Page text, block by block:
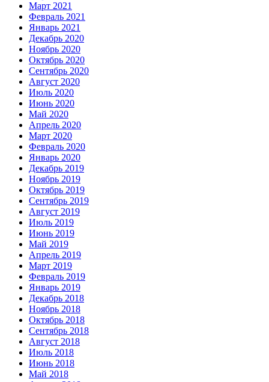
Март 2021
Февраль 2021
Январь 2021
Декабрь 2020
Ноябрь 2020
Октябрь 2020
Сентябрь 2020
Август 2020
Июль 2020
Июнь 2020
Май 2020
Апрель 2020
Март 2020
Февраль 2020
Январь 2020
Декабрь 2019
Ноябрь 2019
Октябрь 2019
Сентябрь 2019
Август 2019
Июль 2019
Июнь 2019
Май 2019
Апрель 2019
Март 2019
Февраль 2019
Январь 2019
Декабрь 2018
Ноябрь 2018
Октябрь 2018
Сентябрь 2018
Август 2018
Июль 2018
Июнь 2018
Май 2018